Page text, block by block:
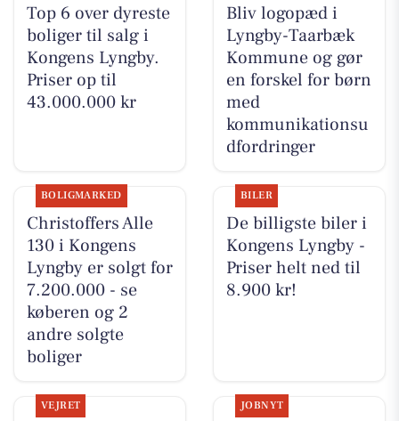
Top 6 over dyreste
boliger til salg i
Kongens Lyngby.
Priser op til
43.000.000 kr
Bliv logopæd i
Lyngby-Taarbæk
Kommune og gør
en forskel for børn
med
kommunikationsu
dfordringer
BOLIGMARKED
Christoffers Alle
130 i Kongens
Lyngby er solgt for
7.200.000 - se
køberen og 2
andre solgte
boliger
BILER
De billigste biler i
Kongens Lyngby -
Priser helt ned til
8.900 kr!
VEJRET JOBNYT